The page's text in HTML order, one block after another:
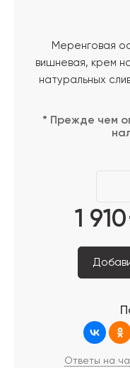
Меренговая
вишневая, крем
натуральных
* Прежде чем
1 910
Ответы на